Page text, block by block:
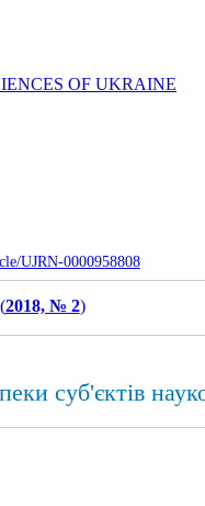
OF UKRAINE
UJRN-0000958808
2018, № 2)
суб'єктів